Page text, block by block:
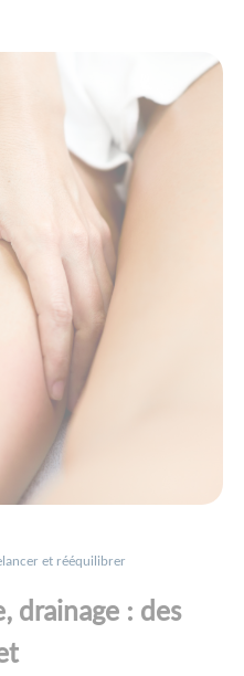
et rééquilibrer
drainage : des